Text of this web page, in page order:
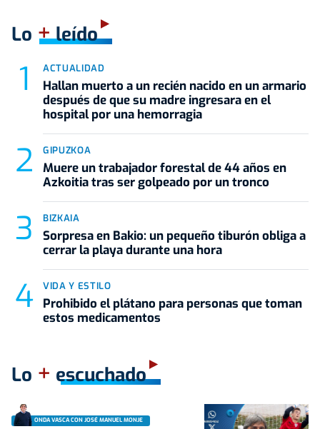
Lo +leído
ACTUALIDAD
Hallan muerto a un recién nacido en un armario
después de que su madre ingresara en el
hospital por una hemorragia
GIPUZKOA
Muere un trabajador forestal de 44 años en
Azkoitia tras ser golpeado por un tronco
BIZKAIA
Sorpresa en Bakio: un pequeño tiburón obliga a
cerrar la playa durante una hora
VIDA Y ESTILO
Prohibido el plátano para personas que toman
estos medicamentos
Lo + escuchado
ONDA VASCA CON JOSÉ MANUEL MONJE